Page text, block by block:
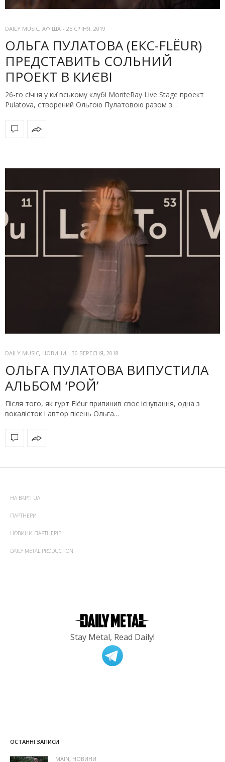
DAILY MUSIC, АФІША - 25 СІЧНЯ, 2019
ОЛЬГА ПУЛАТОВА (ЕКС-FLЁUR)
ПРЕДСТАВИТЬ СОЛЬНИЙ
ПРОЕКТ В КИЄВІ
26-го січня у київському клубі MonteRay Live Stage проект
Pulatova, створений Ольгою Пулатовою разом з…
DAILY MUSIC, НОВИНИ - 30 ВЕРЕСНЯ, 2018
ОЛЬГА ПУЛАТОВА ВИПУСТИЛА
АЛЬБОМ ‘РОЙ’
Після того, як гурт Flëur припинив своє існування, одна з
вокалісток і автор пісень Ольга…
НА ВАРТІ UA
ПАРТНЕРИ
НОВИНИ ПАРТНЕРІВ
DAILY METAL PRODUCTION
Stay Metal, Read Daily!
ОСТАННІ ЗАПИСИ
MAIN, НОВИНИ